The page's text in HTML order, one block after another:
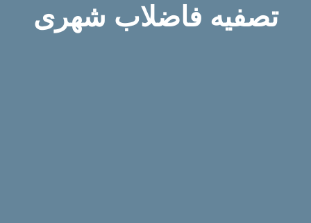
تصفیه فاضلاب شهری